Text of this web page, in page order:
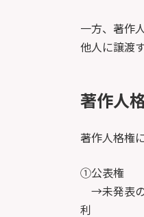
一方、著作
他人に譲渡
著作人
著作人格権
①公表権
→未発表の
利